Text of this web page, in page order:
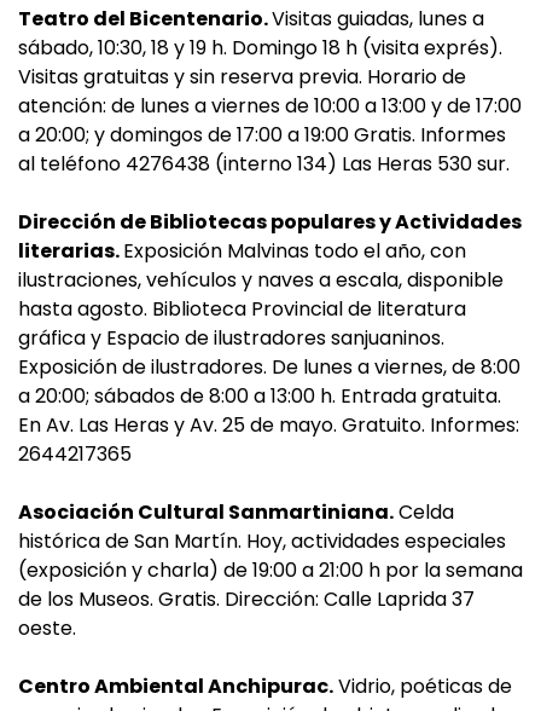
Teatro del Bicentenario.Visitas guiadas, lunes a
sábado, 10:30, 18 y 19 h. Domingo 18 h (visita exprés).
Visitas gratuitas y sin reserva previa. Horario de
atención: de lunes a viernes de 10:00 a 13:00 y de 17:00
a 20:00; y domingos de 17:00 a 19:00 Gratis. Informes
al teléfono 4276438 (interno 134) Las Heras 530 sur.
Dirección de Bibliotecas populares y Actividades
literarias.Exposición Malvinas todo el año, con
ilustraciones, vehículos y naves a escala, disponible
hasta agosto. Biblioteca Provincial de literatura
gráfica y Espacio de ilustradores sanjuaninos.
Exposición de ilustradores. De lunes a viernes, de 8:00
a 20:00; sábados de 8:00 a 13:00 h. Entrada gratuita.
En Av. Las Heras y Av. 25 de mayo. Gratuito. Informes:
2644217365
Asociación Cultural Sanmartiniana.Celda
histórica de San Martín. Hoy, actividades especiales
(exposición y charla) de 19:00 a 21:00 h por la semana
de los Museos. Gratis. Dirección: Calle Laprida 37
oeste.
Centro Ambiental Anchipurac.Vidrio, poéticas de